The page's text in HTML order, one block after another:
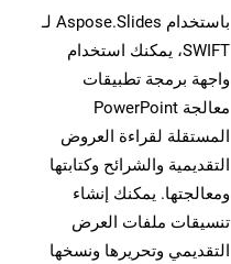
باستخدام Aspose.Slides لـ
SWIFT، يمكنك استخدام
واجهة برمجة تطبيقات
معالجة PowerPoint
المستقلة لقراءة العروض
التقديمية والشرائح وكتابتها
ومعالجتها. يمكنك إنشاء
تنسيقات ملفات العرض
التقديمي وتحريرها ونسخها